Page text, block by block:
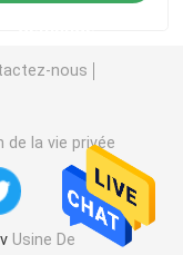
nous
la vie privée
Usine De